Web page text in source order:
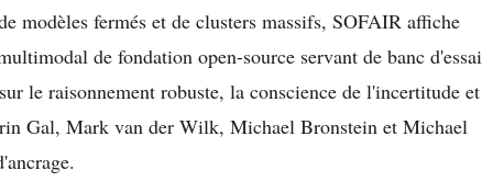
modèles fermés et de clusters massifs, SOFAIR affiche
de fondation open-source servant de banc d'essai
le raisonnement robuste, la conscience de l'incertitude et
Gal, Mark van der Wilk, Michael Bronstein et Michael